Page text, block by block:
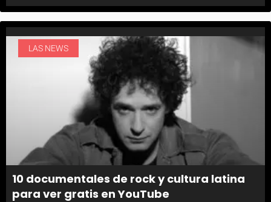
LAS NEWS
10 documentales de rock y cultura latina
para ver gratis en YouTube